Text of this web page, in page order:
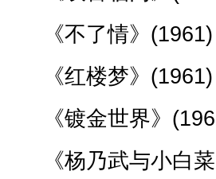
《不了情》(1961)
《红楼梦》(1961)
《镀金世界》
《杨乃武与小白菜